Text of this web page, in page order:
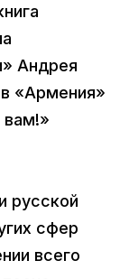
Андрея
«Армения»
вам!»
русской
сфер
всего